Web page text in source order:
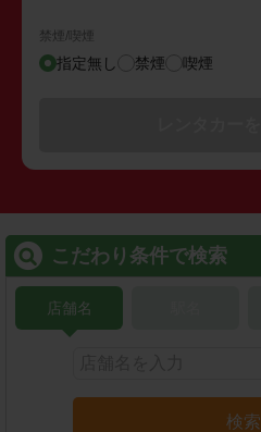
禁煙/喫煙
指定無し 禁煙 喫煙
こだわり条件で検索
店舗名
検索